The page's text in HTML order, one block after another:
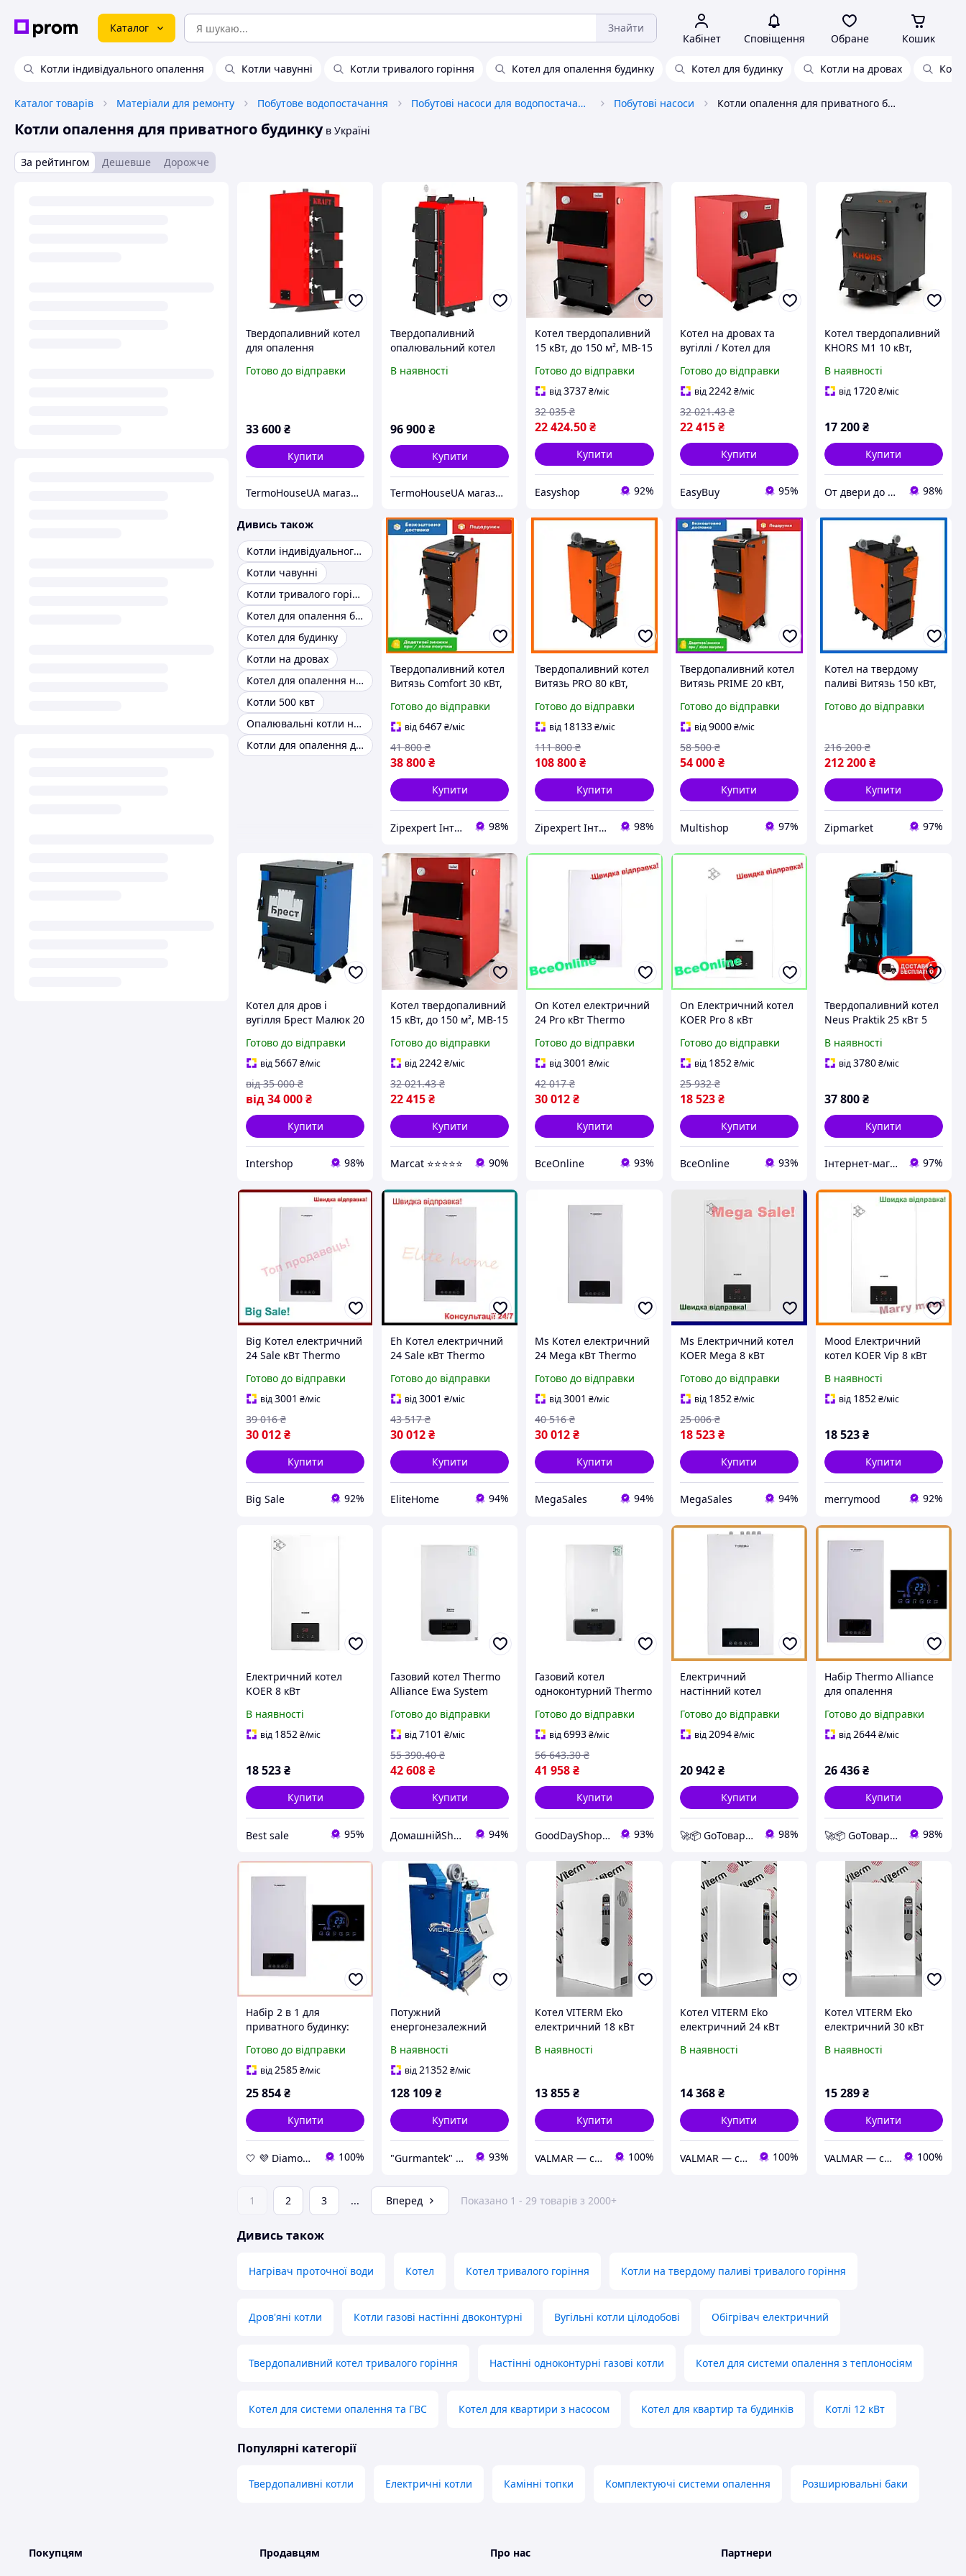
Каталог Знайти
Кабінет Сповіщення Обране Кошик
Котли індивідуального опалення Котли чавунні Котли тривалого горіння Котел для опалення будинку Котел для будинку Котли на дровах
Каталог товарів Матеріали для ремонту Побутове водопостачання Побутові насоси для водопостачання, водовідведення Побутові насоси Котли опалення для приватного будинку
Котли опалення для приватного будинкув Україні
За рейтингом Дешевше Дорожче
Твердопаливний котел
для опалення
Kraft серія K
Готово до відправки
33 600₴
Купити
TermoHouseUA магазин опалювального і кліматичного обладнання
Твердопаливний
опалювальний котел
будинку KRAFT серії L
В наявності
96 900₴
Купити
TermoHouseUA магазин опалювального і кліматичного обладнання
Котел твердопаливний
15 кВт, до 150 м², MB-15
вугіллі / Котел для
опалення приватного
будинку
Готово до відправки
від3737₴/міс
22 424.50₴
32 035 ₴
Купити
Easyshop 92%
Котел на дровах та
вугіллі / Котел для
будинку, до 150 м², MB-
15 / Котел
твердопаливний 15 кВт
Готово до відправки
від2242 ₴/міс
22 415 ₴
32 021.43 ₴
Купити
EasyBuy 95%
Котел твердопаливний
KHORS M1 10 кВт,
для опалення
приватного будинку
В наявності
від 1720₴/міс
17 200₴
Купити
От двери до кровли 98%
Дивись також
Котли індивідуального опалення
Котли чавунні
Котли тривалого горіння
Котел для опалення будинку
Котел для будинку
Котли на дровах
Котел для опалення на дровах
Котли 500 квт
Опалювальні котли на дровах
Котли для опалення дачі
Твердопаливний котел
Витязь Comfort 30 кВт,
для опалення будинку,
піч на дровах, котел
для приватного
Готово до відправки
від6467₴/міс
38 800₴
41 800 ₴
Купити
Zipexpert Iнтернет-магазин запчастин до побутовой технiки та iтнимних товарiв для дорослих 98%
Твердопаливний котел
Витязь PRO 80 кВт,
дому, опалення
приватного будинку
Готово до відправки
від 18133₴/міс
108 800₴
111 800 ₴
Купити
Zipexpert Iнтернет-магазин запчастин до побутовой технiки та iтнимних товарiв для дорослих 98%
Твердопаливний котел
Витязь PRIME 20 кВт,
для дров, опалення
приватного будинку,
піч для обігріву
Готово до відправки
від9000 ₴/міс
54 000 ₴
58 500 ₴
Купити
Multishop 97%
Котел на твердому
паливі Витязь 150 кВт,
опалення для
Готово до відправки
212 200₴
216 200 ₴
Купити
Zipmarket 97%
Котел для дров і
вугілля Брест Малюк 20
приватного будинку,
безкоштовна доставка
Готово до відправки
від5667₴/міс
від34 000₴
від 35 000 ₴
Купити
Intershop 98%
Котел твердопаливний
15 кВт, до 150 м², MB-15
вугіллі / Котел для
опалення приватного
Готово до відправки
від2242 ₴/міс
22 415₴
32 021.43 ₴
Купити
Marcat ⭐⭐⭐⭐⭐ 90%
On Котел електричний
24 Pro кВт Thermo
обігрівач для опалення
приватного будинку і
Готово до відправки
від3001 ₴/міс
30 012₴
42 017 ₴
Купити
ВсеOnline 93%
On Електричний котел
KOER Pro 8 кВт
настінний для
опалення приватного
Готово до відправки
від 1852 ₴/міс
18 523 ₴
25 932 ₴
Купити
ВсеOnline 93%
Твердопаливний котел
Neus Praktik 25 кВт 5
приватного будинку
В наявності
від3780₴/міс
37 800₴
Купити
Інтернет-магазин "Ochag" 97%
Big Котел електричний
24 Sale кВт Thermo
обігрівач для опалення
приватного будинку і
Готово до відправки
від3001 ₴/міс
30 012₴
39 016 ₴
Купити
Big Sale 92%
Eh Котел електричний
24 Sale кВт Thermo
обігрівач для опалення
приватного будинку і
Готово до відправки
від3001 ₴/міс
30 012₴
43 517 ₴
Купити
EliteHome 94%
Ms Котел електричний
24 Mega кВт Thermo
обігрівач для опалення
приватного будинку і
Готово до відправки
від3001 ₴/міс
30 012₴
40 516 ₴
Купити
MegaSales 94%
Ms Електричний котел
KOER Mega 8 кВт
настінний для
опалення приватного
будинку та дачі
Готово до відправки
від 1852 ₴/міс
18 523 ₴
25 006 ₴
Купити
MegaSales 94%
Mood Електричний
котел KOER Vip 8 кВт
настінний для
опалення приватного
В наявності
від 1852₴/міс
18 523₴
Купити
merrymood 92%
Електричний котел
KOER 8 кВт
настінний для
опалення приватного
В наявності
від 1852₴/міс
18 523₴
Купити
Best sale 95%
Газовий котел Thermo
Alliance Ewa System
ефективного опалення
приватного будинку
Готово до відправки
від7101 ₴/міс
42 608₴
55 390.40 ₴
Купити
ДомашнійShop🏡✨ - замовлення онлайн не виходячи з дому💕 94%
Газовий котел
одноконтурний Thermo
потужний та
економічний для
опалення приватного
будинку
Готово до відправки
від6993₴/міс
41 958₴
56 643.30 ₴
Купити
GoodDayShop - Онлайн магазин різноманітних товарів 93%
Електричний
настінний котел
для опалення
приватного будинку, з
розширювачем
Готово до відправки
від2094 ₴/міс
20 942 ₴
Купити
🚀📦 GoТовар 🚀📦 мережа інтернет магазинів 98%
Набір Thermo Alliance
для опалення
електричний котел 12
кВт та дротовий
Готово до відправки
від2644₴/міс
26 436₴
Купити
🚀📦 GoТовар 🚀📦 мережа інтернет магазинів 98%
Набір 2 в 1 для
приватного будинку:
кВт і проводовий
термостат з Wi-Fi
опаленням
Готово до відправки
від2585₴/міс
25 854₴
Купити
🤍 💜 Diamond 🤍 💜 100%
Потужний
енергонезалежний
Wichlacz GK-1 Plus 50
кВт для автономного
будинків та підприємст
В наявності
від21352₴/міс
128 109₴
Купити
"Gurmantek" - Інтернет-магазин 93%
Котел VITERM Eko
електричний 18 кВт
В наявності
13 855₴
Купити
VALMAR — сантехника европейского качества для обустройства дома 100%
Котел VITERM Eko
електричний 24 кВт
В наявності
14 368 ₴
Купити
VALMAR — сантехника европейского качества для обустройства дома 100%
Котел VITERM Eko
електричний 30 кВт
В наявності
15 289₴
Купити
VALMAR — сантехника европейского качества для обустройства дома 100%
1 2 3 ... Вперед Показано 1 - 29 товарів з 2000+
Дивись також
Нагрівач проточної води Котел Котел тривалого горіння Котли на твердому паливі тривалого горіння
Дров'яні котли Котли газові настінні двоконтурні Вугільні котли цілодобові Обігрівач електричний
Твердопаливний котел тривалого горіння Настінні одноконтурні газові котли Котел для системи опалення з теплоносіям
Котел для системи опалення та ГВС Котел для квартири з насосом Котел для квартир та будинків Котлі 12 кВт
Популярні категорії
Твердопаливні котли Електричні котли Камінні топки Комплектуючі системи опалення Розширювальні баки
Покупцям Продавцям Про нас Партнери